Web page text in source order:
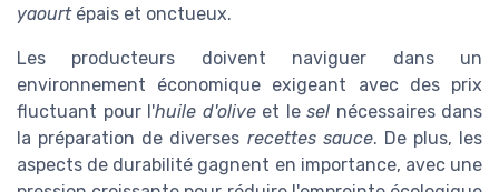
yaourtépais et onctueux.
Les producteurs doivent naviguer dans un
environnement économique exigeant avec des prix
fluctuant pour l'huile d'oliveet le sel nécessaires dans
la préparation de diverses recettes sauce. De plus, les
aspects de durabilité gagnent en importance, avec une